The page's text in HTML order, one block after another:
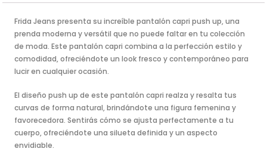
Frida Jeans presenta su increíble pantalón capri push up, una
prenda moderna y versátil que no puede faltar en tu colección
de moda. Este pantalón capri combina a la perfección estilo y
comodidad, ofreciéndote un look fresco y contemporáneo para
lucir en cualquier ocasión.
El diseño push up de este pantalón capri realza y resalta tus
curvas de forma natural, brindándote una figura femenina y
favorecedora. Sentirás cómo se ajusta perfectamente a tu
cuerpo, ofreciéndote una silueta definida y un aspecto
envidiable.